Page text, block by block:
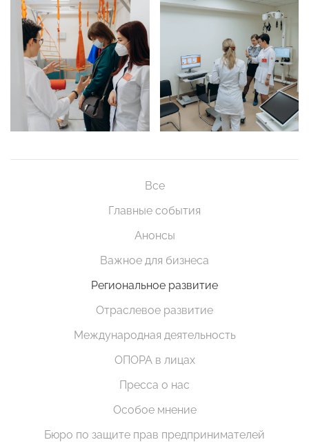
Все
Главные события
Анонсы
Важное для бизнеса
Региональное развитие
Отраслевое развитие
Международная деятельность
ОПОРА в лицах
Пресса о нас
Особое мнение
Бюро по защите прав предпринимателей